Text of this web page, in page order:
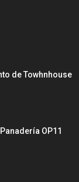
de Towhnhouse
OP11